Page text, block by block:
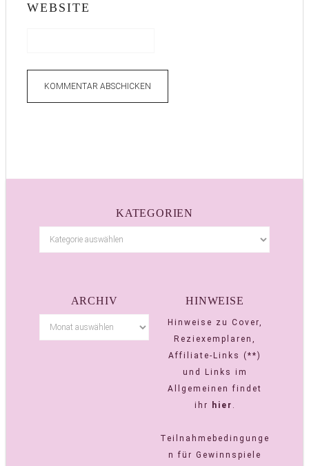
WEBSITE
KATEGORIEN
ARCHIV HINWEISE
Hinweise zu Cover,
Reziexemplaren,
Affiliate-Links (**)
und Links im
Allgemeinen findet
ihr
hier .
Teilnahmebedingunge
n für Gewinnspiele